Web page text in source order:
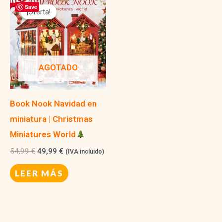
Save
¡Oferta!
AGOTADO
¡Oferta!
Book Nook Navidad en
miniatura | Christmas
Miniatures World
54,99€ El
original
era:
49,99 € El
actual
es:
(IVA incluido)
LEER MÁS